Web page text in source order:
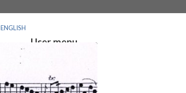
User menu
ENGLISH